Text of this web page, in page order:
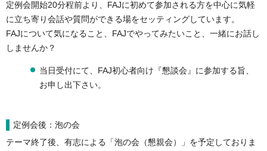
定例会開始20分程前より、FAJに初めて参加される方を中心に気軽
に立ち寄り会話や質問ができる場をセッティングしています。
FAJについて気になること、FAJでやってみたいこと、一緒にお話し
しませんか？
当日受付にて、FAJ初心者向け『懇談会』に参加する旨、
お申し出下さい。
定例会後：泡の会
テーマ終了後、有志による「泡の会（懇親会）」を予定しておりま